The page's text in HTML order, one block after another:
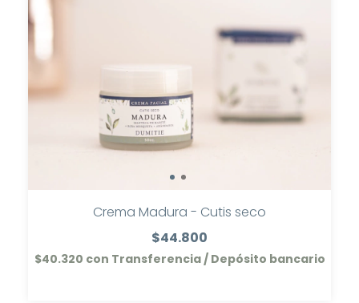
Crema Madura - Cutis seco
$44.800
$40.320 con Transferencia / Depósito bancario